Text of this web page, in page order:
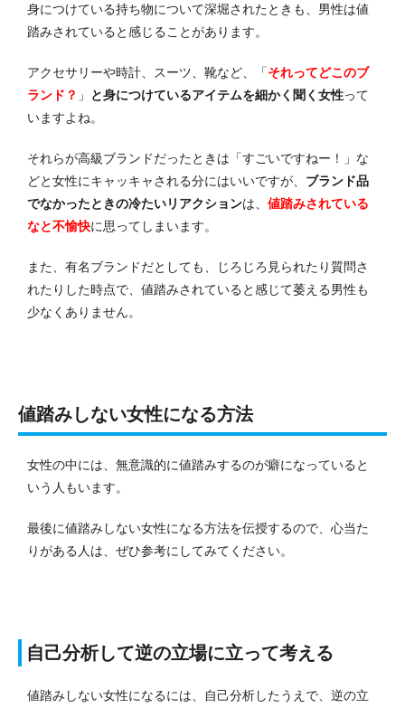
身につけている持ち物について深堀されたときも、男性は値
踏みされていると感じることがあります。
アクセサリーや時計、スーツ、靴など、「それってどこのブ
ランド？ 」 と身につけているアイテムを細かく聞く女性って
いますよね。
それらが高級ブランドだったときは「すごいですねー！」な
どと女性にキャッキャされる分にはいいですが、 ブランド品
でなかったときの冷たいリアクションは、 値踏みされている
なと不愉快に思ってしまいます。
また、有名ブランドだとしても、じろじろ見られたり質問さ
れたりした時点で、値踏みされていると感じて萎える男性も
少なくありません。
値踏みしない女性になる方法
女性の中には、無意識的に値踏みするのが癖になっていると
いう人もいます。
最後に値踏みしない女性になる方法を伝授するので、心当た
りがある人は、ぜひ参考にしてみてください。
自己分析して逆の立場に立って考える
値踏みしない女性になるには、自己分析したうえで、逆の立